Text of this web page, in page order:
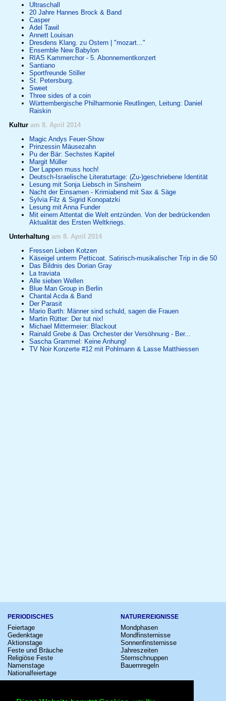
Ultraschall
20 Jahre Hannes Brock & Band
Casper
Adel Tawil
Annett Louisan
Dresdens Klang. zu Ostern | "mozart..."
Ensemble New Babylon
RIAS Kammerchor - 5. Abonnementkonzert
Santiano
Sportfreunde Stiller
St. Petersburg.
Sweet
Three sides of a coin
Württembergische Philharmonie Reutlingen, Leitung: Daniel
Raiskin
Kultur am 8. April 2014
Magic Andys Feuer-Show
Prinzessin Mäusezahn
Pu der Bär: Sechstes Kapitel
Margit Müller
Der Lappen muss hoch!
Deutsch-Israelische Literaturtage: (Zu-)geschriebene Identität
Lesung mit Sonja Liebsch in Sinsheim
Nacht der Einsamen - Krimiabend mit Sax & Säge
Sylvia Filz & Sigrid Konopatzki
Lesung mit Anna Funder
Mit einem Attentat die Welt entzünden. Von der bedrückenden
Aktualität des Ersten Weltkriegs.
Unterhaltung am 8. April 2014
Fressen Lieben Kotzen
Käseigel unterm Petticoat. Satirisch-musikalischer Trip in die 50
Das Bildnis des Dorian Gray
La traviata
Alle sieben Wellen
Blue Man Group in Berlin
Chantal Acda & Band
Der Parasit
Mario Barth: Männer sind schuld, sagen die Frauen
Martin Rütter: Der tut nix!
Michael Mittermeier: Blackout
Rainald Grebe & Das Orchester der Versöhnung - Ber...
Sascha Grammel: Keine Anhung!
TV Noir Konzerte #12 mit Pohlmann & Lasse Matthiessen
PERIODISCHES
Feiertage
Gedenktage
Aktionstage
Feste und Bräuche
Religiöse Feste
Namenstage
Nationalfeiertage
NATUREREIGNISSE
Mondphasen
Mondfinsternisse
Sonnenfinsternisse
Jahreszeiten
Sternschnuppen
Bauernregeln